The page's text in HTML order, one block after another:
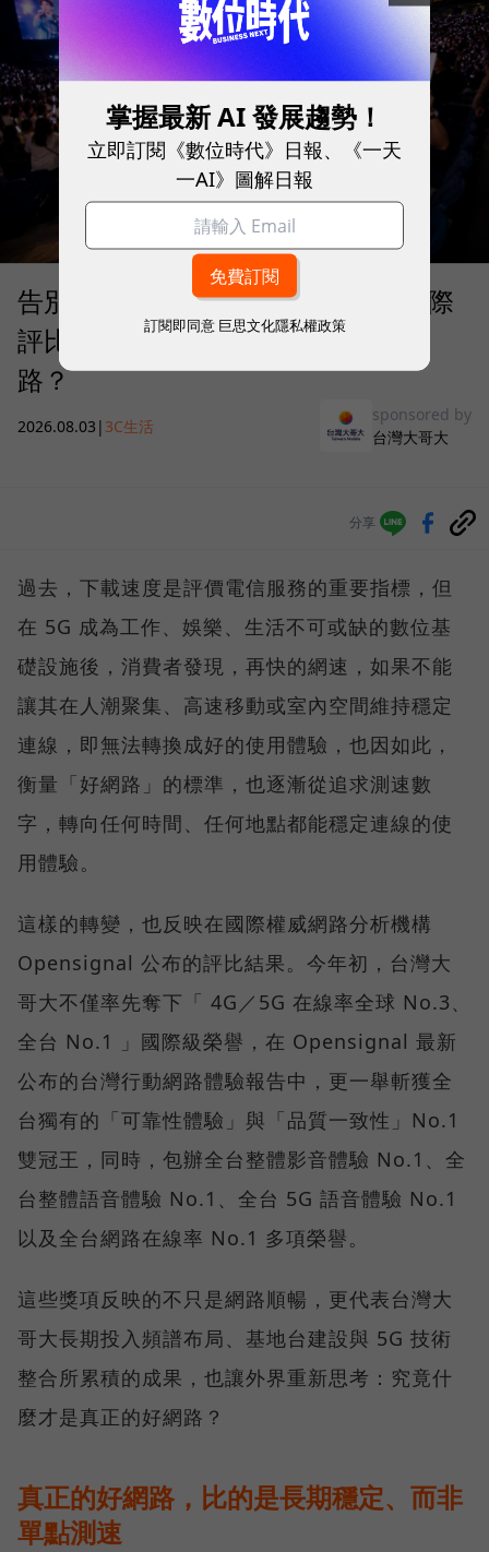
告別「極速迷思」！Opensignal 國際
評比揭密：什麼才是 5G 時代的好網
路？
2026.08.03 | 3C生活
sponsored by
台灣大哥大
分享
過去，下載速度是評價電信服務的重要指標，但
在 5G 成為工作、娛樂、生活不可或缺的數位基
礎設施後，消費者發現，再快的網速，如果不能
讓其在人潮聚集、高速移動或室內空間維持穩定
連線，即無法轉換成好的使用體驗，也因如此，
衡量「好網路」的標準，也逐漸從追求測速數
字，轉向任何時間、任何地點都能穩定連線的使
用體驗。
這樣的轉變，也反映在國際權威網路分析機構
Opensignal 公布的評比結果。今年初，台灣大
哥大不僅率先奪下「 4G／5G 在線率全球 No.3、
全台 No.1 」國際級榮譽，在 Opensignal 最新
公布的台灣行動網路體驗報告中，更一舉斬獲全
台獨有的「可靠性體驗」與「品質一致性」No.1
雙冠王，同時，包辦全台整體影音體驗 No.1、全
台整體語音體驗 No.1、全台 5G 語音體驗 No.1
以及全台網路在線率 No.1 多項榮譽。
這些獎項反映的不只是網路順暢，更代表台灣大
哥大長期投入頻譜布局、基地台建設與 5G 技術
整合所累積的成果，也讓外界重新思考：究竟什
麼才是真正的好網路？
真正的好網路，比的是長期穩定、而非
單點測速
掌握最新 AI 發展趨勢！
立即訂閱《數位時代》日報、《一天
一AI》圖解日報
訂閱即同意 巨思文化隱私權政策